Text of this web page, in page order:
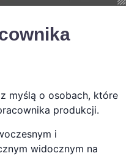
myślą o osobach, które
produkcji.
i
widocznym na